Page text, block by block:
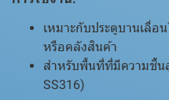
เหมาะกับประตูบานเลื่อ
หรือคลังสินค้า
สำหรับพื้นที่ที่มีความชื้น
SS316)